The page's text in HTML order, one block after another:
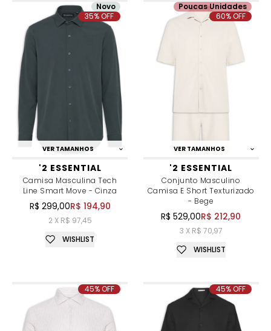
VER TAMANHOS
'2 ESSENTIAL
Camisa Masculina Tech
Line Smart Move - Cinza
R$ 299,00R$ 194,90
2 X R$ 97,45
Novo
35% OFF
WISHLIST
VER TAMANHOS
'2 ESSENTIAL
Conjunto Masculino
Camisa E Short Texturizado
- Bege
R$ 529,00R$ 212,90
3 X R$ 70,97
Poucas Unidades
60% OFF
WISHLIST
45% OFF 45% OFF